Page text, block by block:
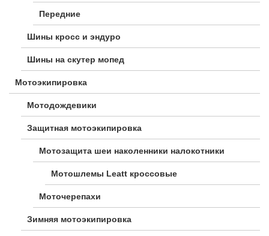
Передние
Шины кросс и эндуро
Шины на скутер мопед
Мотоэкипировка
Мотодождевики
Защитная мотоэкипировка
Мотозащита шеи наколенники налокотники
Мотошлемы Leatt кроссовые
Моточерепахи
Зимняя мотоэкипировка